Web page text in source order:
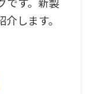
します。